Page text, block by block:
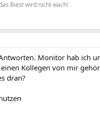
Biest wird nicht wach!
Monitor hab ich
Kollegen von mir
dran?